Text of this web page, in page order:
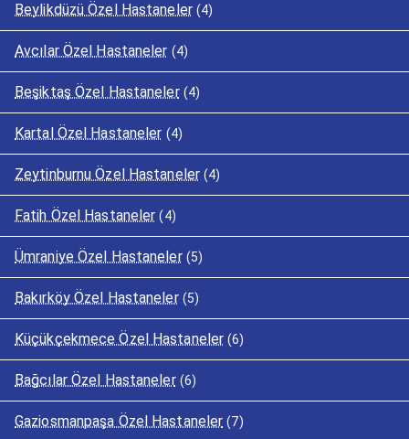
Beylikdüzü Özel Hastaneler (4)
Avcılar Özel Hastaneler (4)
Beşiktaş Özel Hastaneler (4)
Kartal Özel Hastaneler (4)
Zeytinburnu Özel Hastaneler (4)
Fatih Özel Hastaneler (4)
Ümraniye Özel Hastaneler (5)
Bakırköy Özel Hastaneler (5)
Küçükçekmece Özel Hastaneler (6)
Bağcılar Özel Hastaneler (6)
Gaziosmanpaşa Özel Hastaneler (7)